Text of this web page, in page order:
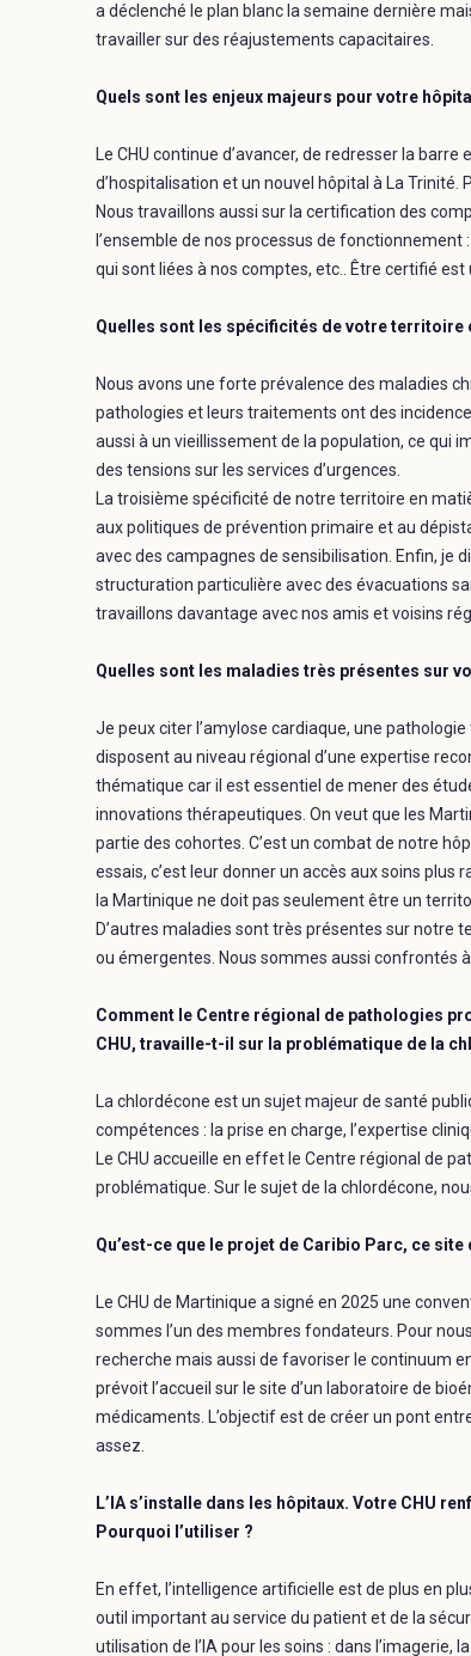
a déclenché le plan blanc la semaine dernière
travailler sur des réajustements capacitaires.
Quels sont les enjeux majeurs pour votre
Le CHU continue d’avancer, de redresser la
d’hospitalisation et un nouvel hôpital à La
Nous travaillons aussi sur la certification des
l’ensemble de nos processus de
qui sont liées à nos comptes, etc.. Être certifié
Quelles sont les spécificités de votre territoire
Nous avons une forte prévalence des maladies
pathologies et leurs traitements ont des
aussi à un vieillissement de la population, ce qui
des tensions sur les services d’urgences.
La troisième spécificité de notre territoire en
aux politiques de prévention primaire et au
avec des campagnes de sensibilisation. Enfin, je
structuration particulière avec des évacuations
travaillons davantage avec nos amis et voisins
Quelles sont les maladies très présentes sur
Je peux citer l’amylose cardiaque, une
disposent au niveau régional d’une expertise
thématique car il est essentiel de mener des
innovations thérapeutiques. On veut que les
partie des cohortes. C’est un combat de notre
essais, c’est leur donner un accès aux soins
la Martinique ne doit pas seulement être un
D’autres maladies sont très présentes sur notre
ou émergentes. Nous sommes aussi confrontés
Comment le Centre régional de pathologies
CHU, travaille-t-il sur la problématique de la
La chlordécone est un sujet majeur de santé
compétences : la prise en charge, l’expertise
Le CHU accueille en effet le Centre régional de
problématique. Sur le sujet de la chlordécone,
Qu’est-ce que le projet de Caribio Parc, ce
Le CHU de Martinique a signé en 2025 une
sommes l’un des membres fondateurs. Pour
recherche mais aussi de favoriser le continuum
prévoit l’accueil sur le site d’un laboratoire de
médicaments. L’objectif est de créer un pont
assez.
L’IA s’installe dans les hôpitaux. Votre CHU
Pourquoi l’utiliser ?
En effet, l’intelligence artificielle est de plus en
outil important au service du patient et de la
utilisation de l’IA pour les soins : dans l’imagerie,